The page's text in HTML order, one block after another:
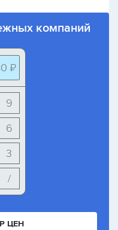
компаний
₽
9
6
3
/
ЦЕН